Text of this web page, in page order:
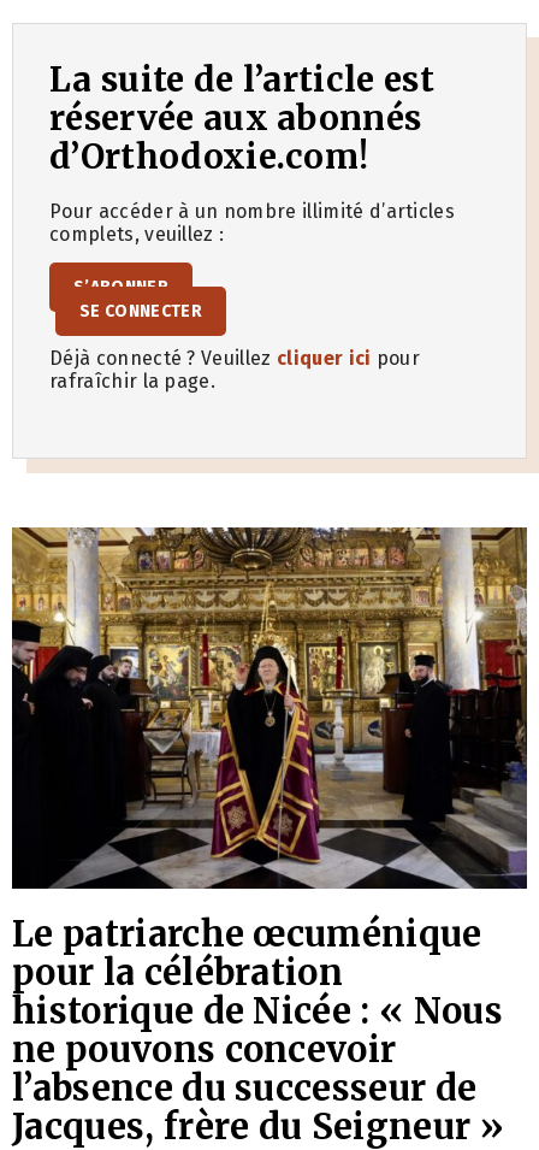
La suite de l’article est
réservée aux abonnés
d’Orthodoxie.com!
Pour accéder à un nombre illimité d’articles
complets, veuillez :
S’ABONNER
SE CONNECTER
Déjà connecté ? Veuillez cliquer ici pour
rafraîchir la page.
Le patriarche œcuménique
pour la célébration
historique de Nicée : « Nous
ne pouvons concevoir
l’absence du successeur de
Jacques, frère du Seigneur »